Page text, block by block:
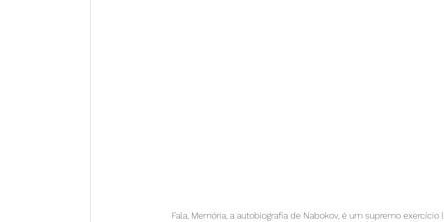
Fala, Memória, a autobiografia de Nabokov, é um supremo exercício